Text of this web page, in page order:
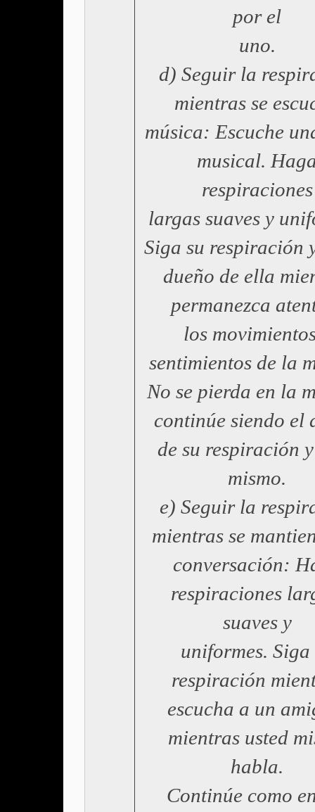
por el
uno.
d) Seguir la
mientras se
música: Escuche
musical.
respiraciones
largas suaves y
Siga su respiración
dueño de ella
permanezca
los
sentimientos de la
No se pierda en la
continúe siendo el
de su respiración
mismo.
e) Seguir la
mientras se
conversación:
respiraciones
suaves y
uniformes. Siga
respiración
escucha a un
mientras usted
habla.
Continúe como